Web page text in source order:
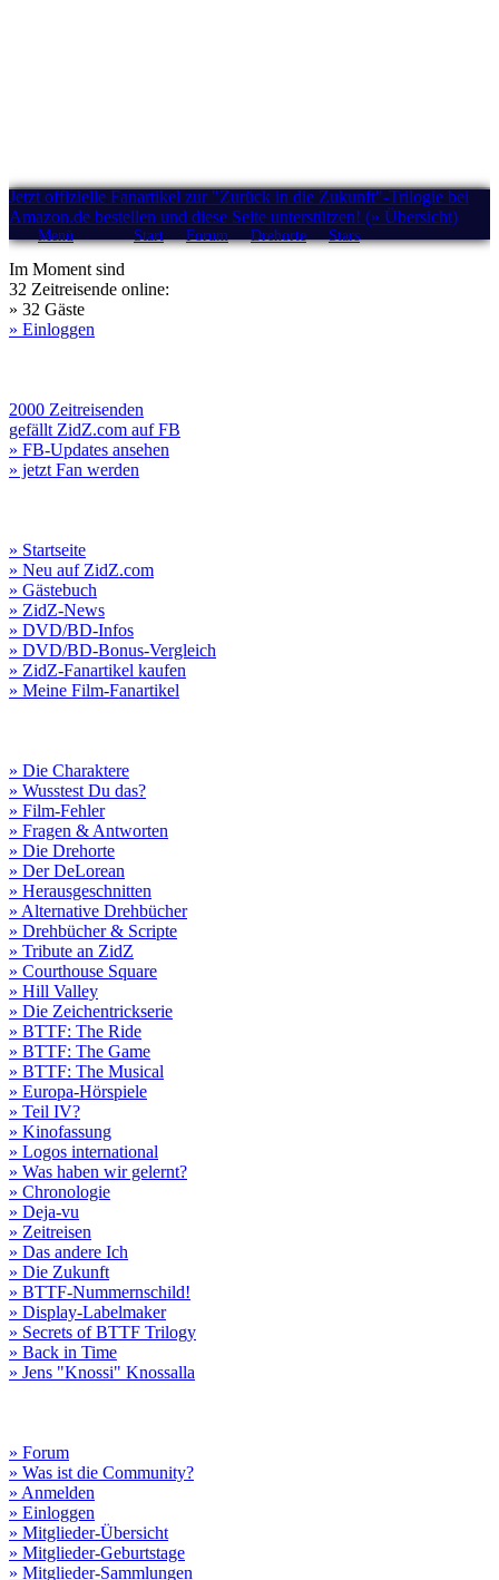
Jetzt offizielle Fanartikel zur "Zurück in die Zukunft"-Trilogie bei
Amazon.de bestellen und diese Seite unterstützen! (» Übersicht)
Menü Start Forum Drehorte Stars
Im Moment sind
32 Zeitreisende online:
» 32 Gäste
» Einloggen
2000 Zeitreisenden
gefällt ZidZ.com auf FB
» FB-Updates ansehen
» jetzt Fan werden
» Startseite
» Neu auf ZidZ.com
» Gästebuch
» ZidZ-News
» DVD/BD-Infos
» DVD/BD-Bonus-Vergleich
» ZidZ-Fanartikel kaufen
» Meine Film-Fanartikel
» Die Charaktere
» Wusstest Du das?
» Film-Fehler
» Fragen & Antworten
» Die Drehorte
» Der DeLorean
» Herausgeschnitten
» Alternative Drehbücher
» Drehbücher & Scripte
» Tribute an ZidZ
» Courthouse Square
» Hill Valley
» Die Zeichentrickserie
» BTTF: The Ride
» BTTF: The Game
» BTTF: The Musical
» Europa-Hörspiele
» Teil IV?
» Kinofassung
» Logos international
» Was haben wir gelernt?
» Chronologie
» Deja-vu
» Zeitreisen
» Das andere Ich
» Die Zukunft
» BTTF-Nummernschild!
» Display-Labelmaker
» Secrets of BTTF Trilogy
» Back in Time
» Jens "Knossi" Knossalla
» Forum
» Was ist die Community?
» Anmelden
» Einloggen
» Mitglieder-Übersicht
» Mitglieder-Geburtstage
» Mitglieder-Sammlungen